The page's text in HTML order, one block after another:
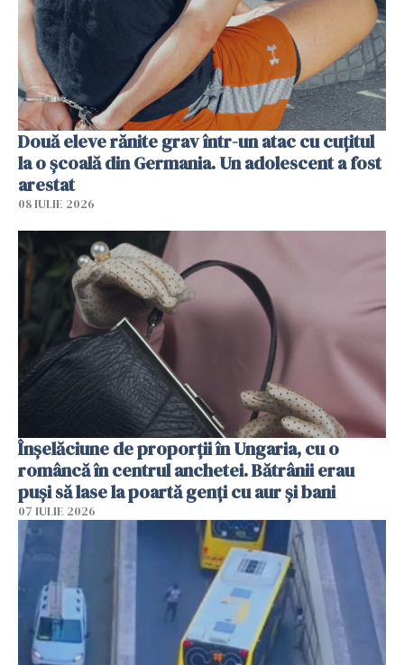
Două eleve rănite grav într-un atac cu cuțitul
la o școală din Germania. Un adolescent a fost
arestat
08 IULIE 2026
Înșelăciune de proporții în Ungaria, cu o
româncă în centrul anchetei. Bătrânii erau
puși să lase la poartă genți cu aur și bani
07 IULIE 2026